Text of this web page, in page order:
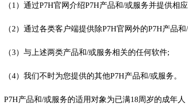
（1）通过P7H官网介绍P7H产品和/或服务并提供相
（2）通过各类客户端提供除P7H官网外的P7H产品和
（3）与上述两类产品和/或服务相关的任何软件;
（4）我们不时为您提供的其他P7H产品和/或服务。
P7H产品和/或服务的适用对象为已满18周岁的成年